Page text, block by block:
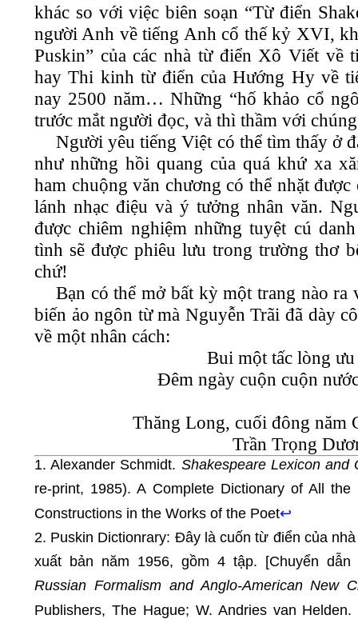
khác so với việc biên soạn “Từ điển
người Anh về tiếng Anh cổ thế kỷ XVI,
Puskin” của các nhà từ điển Xô Viết
hay Thi kinh từ điển của Hướng Hy về
nay 2500 năm… Những “hố khảo cổ
trước mắt người đọc, và thì thầm với
Người yêu tiếng Việt có thể tìm thấy ở
như những hồi quang của quá khứ xa
ham chuộng văn chương có thể nhặt
lánh nhạc điệu và ý tưởng nhân văn.
được chiêm nghiệm những tuyệt cú
tình sẽ được phiêu lưu trong trường thơ
chứ!
Bạn có thể mở bất kỳ một trang nào
biến ảo ngôn từ mà Nguyễn Trãi đã dày
về một nhân cách:
Bui một tấc lòng
Đêm ngày cuộn cuộn
Thăng Long, cuối đông năm
Trần Trọng
1. Alexander Schmidt. Shakespeare Lexicon and
re-print, 1985). A Complete Dictionary of All
Constructions in the Works of the Poet↩
2. Puskin Dictionrary: Đây là cuốn từ điển của
xuất bản năm 1956, gồm 4 tập. [Chuyển dẫn
Russian Formalism and Anglo-American New
Publishers, The Hague; W. Andries van Helden.